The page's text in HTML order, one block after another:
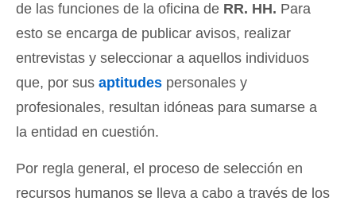
de las funciones de la oficina de RR. HH. Para
esto se encarga de publicar avisos, realizar
entrevistas y seleccionar a aquellos individuos
que, por sus aptitudes personales y
profesionales, resultan idóneas para sumarse a
la entidad en cuestión.
Por regla general, el proceso de selección en
recursos humanos se lleva a cabo a través de los